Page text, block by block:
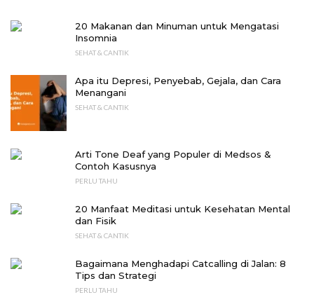
20 Makanan dan Minuman untuk Mengatasi
Insomnia
SEHAT & CANTIK
Apa itu Depresi, Penyebab, Gejala, dan Cara
Menangani
SEHAT & CANTIK
Arti Tone Deaf yang Populer di Medsos &
Contoh Kasusnya
PERLU TAHU
20 Manfaat Meditasi untuk Kesehatan Mental
dan Fisik
SEHAT & CANTIK
Bagaimana Menghadapi Catcalling di Jalan: 8
Tips dan Strategi
PERLU TAHU